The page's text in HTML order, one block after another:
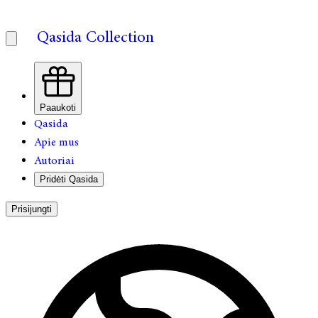
Qasida Collection
Paaukoti
Qasida
Apie mus
Autoriai
Pridėti Qasida
Prisijungti